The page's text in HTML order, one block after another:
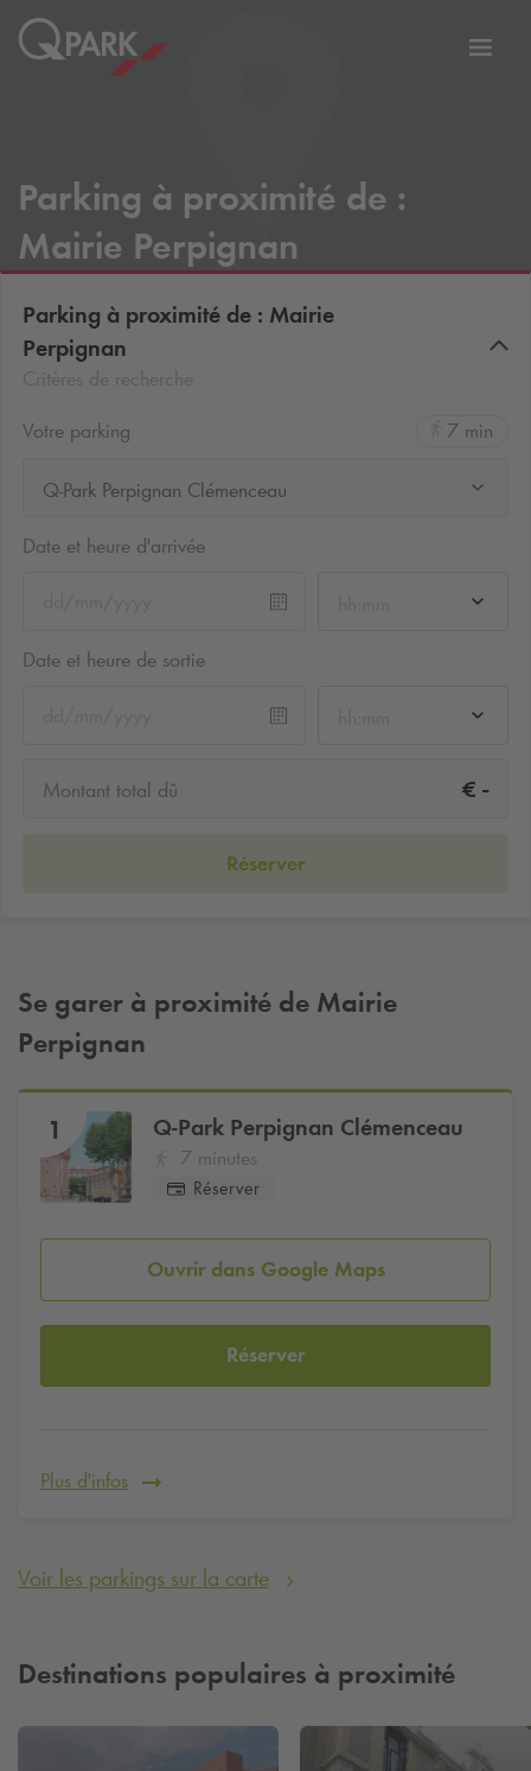
Parking à proximité de :
Mairie Perpignan
Parking à proximité de : Mairie
Perpignan
Votre parking
7 min
Q-Park Perpignan Clémenceau
Date et heure d'arrivée
Date et heure de sortie
Montant total dû € -
Réserver
Se garer à proximité de Mairie
Perpignan
1 Q-Park Perpignan Clémenceau
7 minutes
Réserver
Ouvrir dans Google Maps
Réserver
Plus d'infos
Voir les parkings sur la carte
Destinations populaires à proximité